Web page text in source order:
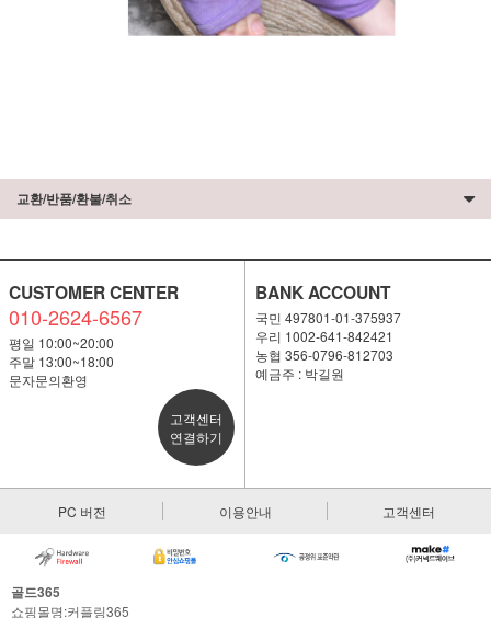
교환/반품/환불/취소
CUSTOMER CENTER
010-2624-6567
평일 10:00~20:00
주말 13:00~18:00
문자문의환영
고객센터
연결하기
BANK ACCOUNT
국민 497801-01-375937
우리 1002-641-842421
농협 356-0796-812703
예금주 : 박길원
PC 버전 이용안내 고객센터
골드365
쇼핑몰명:커플링365